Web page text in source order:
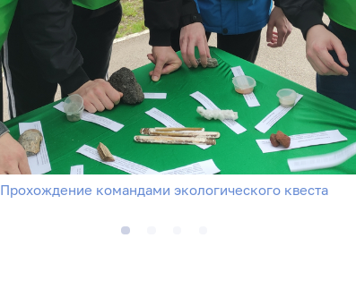
Прохождение командами экологического квеста